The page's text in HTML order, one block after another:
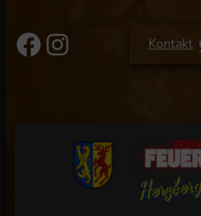
Facebook Instagram Kontakt